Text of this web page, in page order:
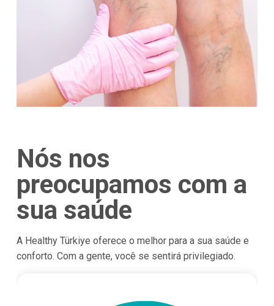
Nós nos
preocupamos com a
sua saúde
A Healthy Türkiye oferece o melhor para a sua saúde e
conforto. Com a gente, você se sentirá privilegiado.